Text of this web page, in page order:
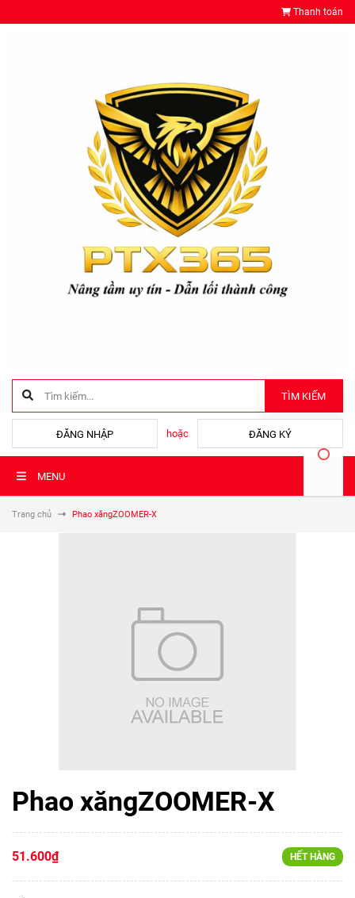
Thanh toán
TÌM KIẾM
ĐĂNG NHẬP hoặc ĐĂNG KÝ
MENU
Trang chủ Phao xăngZOOMER-X
Phao xăngZOOMER-X
51.600₫ HẾT HÀNG